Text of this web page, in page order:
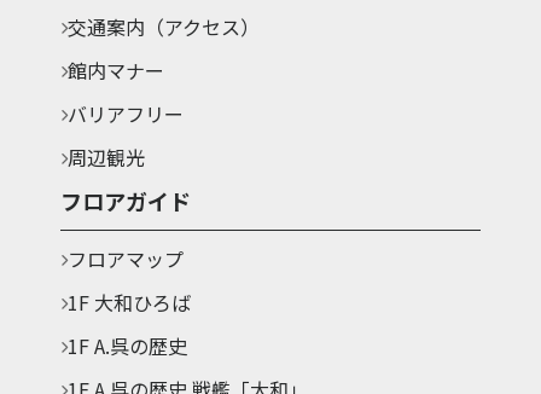
交通案内（アクセス）
館内マナー
バリアフリー
周辺観光
フロアガイド
フロアマップ
1F 大和ひろば
1F A.呉の歴史